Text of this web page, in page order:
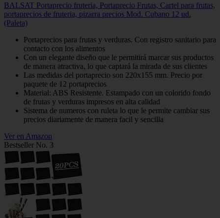
BALSAT Portaprecio fruteria, Portaprecio Frutas, Cartel para frutas,
portaprecios de fruteria, pizarra precios Mod. Cubano 12 ud.
(Paleta)
Portaprecios para frutas y verduras. Con registro sanitario para
contacto con los alimentos
Con un elegante diseño que le permitirá marcar sus productos
de manera atractiva, lo que captará la mirada de sus clientes
Las medidas del portaprecio son 220x155 mm. Precio por
paquete de 12 portaprecios
Material: ABS Resistente. Estampado con un colorido fondo
de frutas y verduras impresos en alta calidad
Sistema de numeros con ruleta lo que le permite cambiar sus
precios diariamente de manera facil y sencilla
Ver en Amazon
Bestseller No. 3